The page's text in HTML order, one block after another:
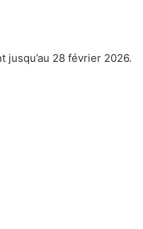
jusqu’au 28 février 2026.